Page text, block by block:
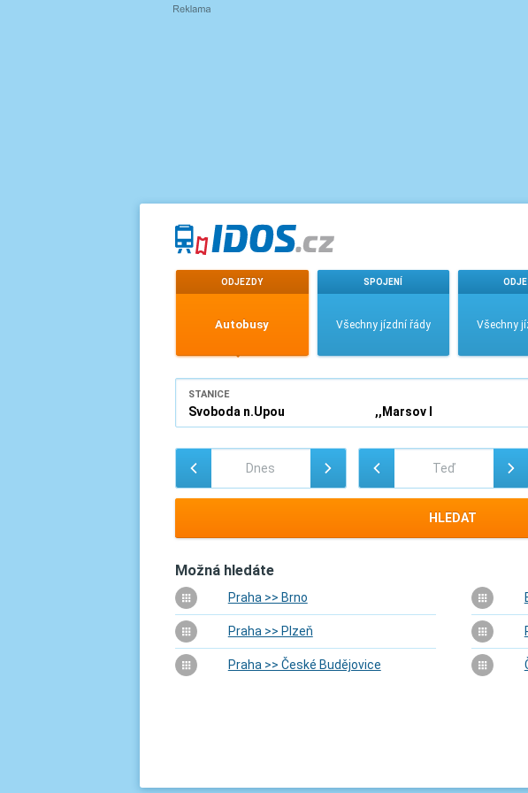
ODJEZDY
Autobusy
SPOJENÍ
Všechny jízdní řády Všechny
STANICE
HLEDAT
Možná hledáte
Praha >> Brno
Praha >> Plzeň
Praha >> České Budějovice